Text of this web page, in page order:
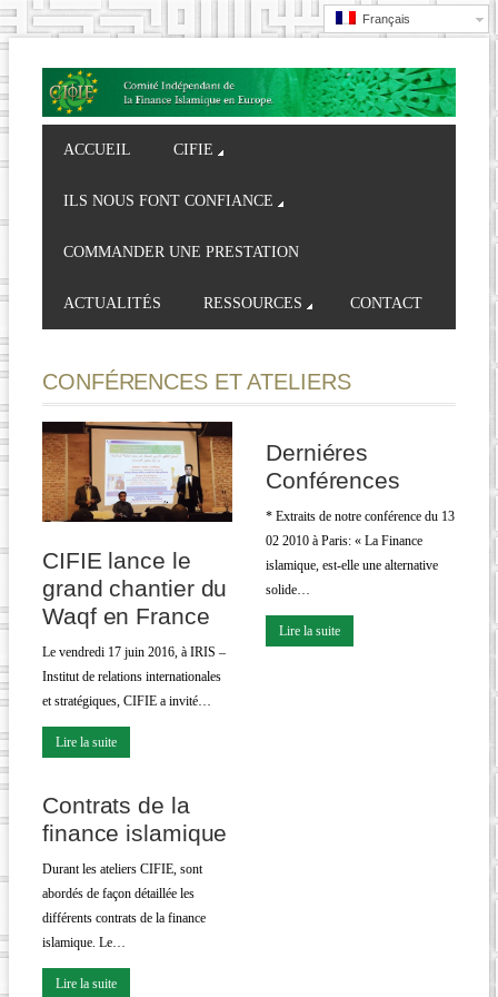
Français
ACCUEIL CIFIE
ILS NOUS FONT CONFIANCE
COMMANDER UNE PRESTATION
ACTUALITÉS RESSOURCES CONTACT
CONFÉRENCES ET ATELIERS
CIFIE lance le
grand chantier du
Waqf en France
Le vendredi 17 juin 2016, à IRIS –
Institut de relations internationales
et stratégiques, CIFIE a invité…
Lire la suite
Derniéres
Conférences
* Extraits de notre conférence du 13
02 2010 à Paris: « La Finance
islamique, est-elle une alternative
solide…
Lire la suite
Contrats de la
finance islamique
Durant les ateliers CIFIE, sont
abordés de façon détaillée les
différents contrats de la finance
islamique. Le…
Lire la suite